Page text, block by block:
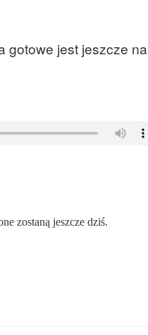
gotowe jest jeszcze na
zostaną jeszcze dziś.